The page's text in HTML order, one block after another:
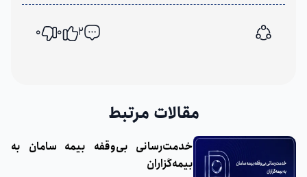
اشتراک گذاری
2
0
0
مقالات مرتبط
خدمت‌رسانی بی‌وقفه بیمه سامان به
بیمه‌گزاران